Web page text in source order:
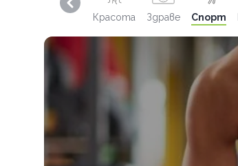
Красота Здраве Спорт
Previous slide